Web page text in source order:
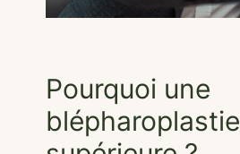
Pourquoi une
blépharoplastie